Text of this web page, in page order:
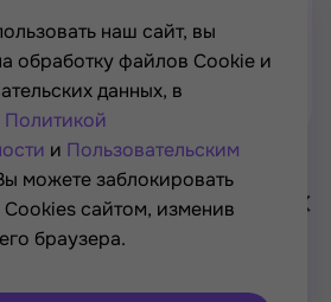
Минпросвещения России
фонд культуры, 2021—
наш сайт, вы
обработку файлов Cookie и
данных, в
Политикой
и Пользовательским
можете заблокировать
сайтом, изменив
браузера.